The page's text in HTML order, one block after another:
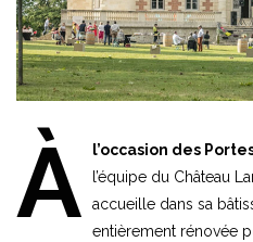
À l’occasion des
l’équipe du Château
accueille dans sa
entièrement rénovée